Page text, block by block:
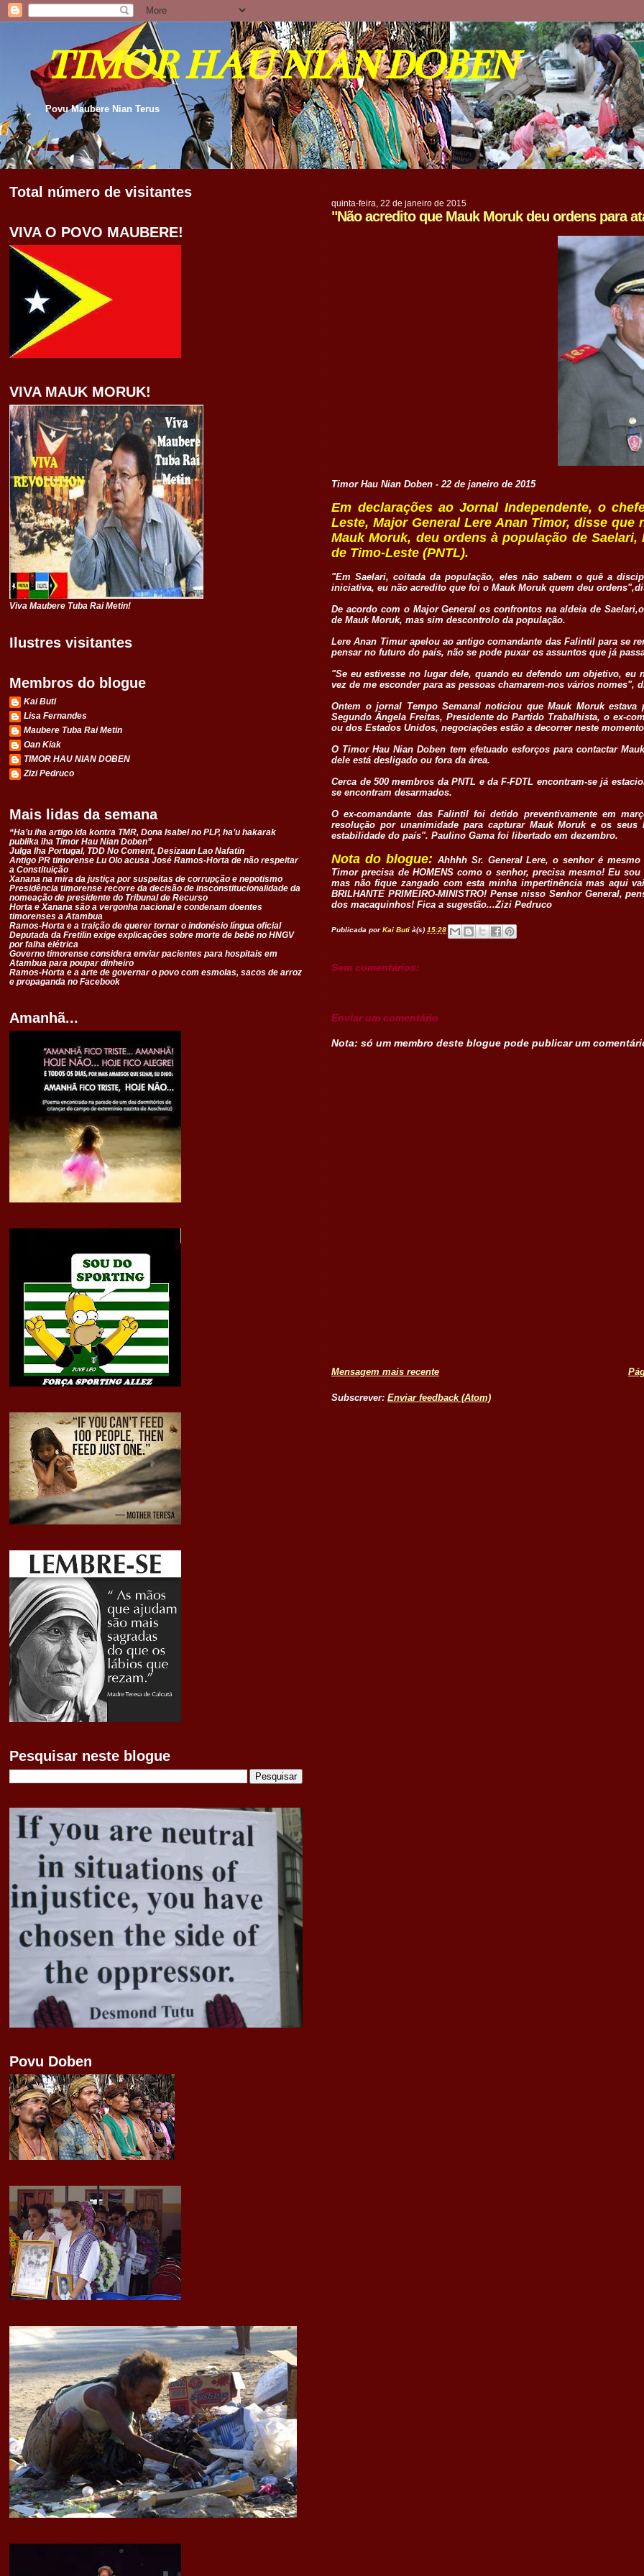
TIMOR HAU NIAN DOBEN
Povu Maubere Nian Terus
quinta-feira, 22 de janeiro de 2015
"Não acredito que Mauk Moruk deu ordens para
Timor Hau Nian Doben - 22 de janeiro de 2015
Em declarações ao Jornal Independente, o
Leste, Major General Lere Anan Timor, disse
Mauk Moruk, deu ordens à população de
de Timo-Leste (PNTL).
"Em Saelari, coitada da população, eles não sabem o quê a
iniciativa, eu não acredito que foi o Mauk Moruk quem deu
De acordo com o Major General os confrontos na aldeia de
de Mauk Moruk, mas sim descontrolo da população.
Lere Anan Timur apelou ao antigo comandante das Falintil para se
pensar no futuro do país, não se pode puxar os assuntos que já
"Se eu estivesse no lugar dele, quando eu defendo um objetivo,
vez de me esconder para as pessoas chamarem-nos vários nomes",
Ontem o jornal Tempo Semanal noticiou que Mauk Moruk
Segundo Ângela Freitas, Presidente do Partido Trabalhista, o ex-
ou dos Estados Unidos, negociações estão a decorrer neste
O Timor Hau Nian Doben tem efetuado esforços para contactar
dele está desligado ou fora da área.
Cerca de 500 membros da PNTL e da F-FDTL encontram-se já
se encontram desarmados.
O ex-comandante das Falintil foi detido preventivamente em
resolução por unanimidade para capturar Mauk Moruk e os
estabilidade do país". Paulino Gama foi libertado em dezembro.
Nota do blogue: Ahhhh Sr. General Lere, o senhor é mesmo
Timor precisa de HOMENS como o senhor, precisa mesmo! Eu
mas não fique zangado com esta minha impertinência mas aqui
BRILHANTE PRIMEIRO-MINISTRO! Pense nisso Senhor General,
dos macaquinhos! Fica a sugestão...Zizi Pedruco
Publicada porKai Buti à(s)15:28
Sem comentários:
Enviar um comentário
Nota: só um membro deste blogue pode publicar um
Mensagem mais recente
Subscrever:Enviar feedback (Atom)
Total número de visitantes
VIVA O POVO MAUBERE!
VIVA MAUK MORUK!
Viva Maubere Tuba Rai Metin!
Ilustres visitantes
Membros do blogue
Kai Buti
Lisa Fernandes
Maubere Tuba Rai Metin
Oan Kiak
TIMOR HAU NIAN DOBEN
Zizi Pedruco
Mais lidas da semana
“Ha’u iha artigo ida kontra TMR, Dona Isabel no PLP, ha’u hakarak
publika iha Timor Hau Nian Doben”
Julga Iha Portugal, TDD No Coment, Desizaun Lao Nafatin
Antigo PR timorense Lu Olo acusa José Ramos-Horta de não respeitar
a Constituição
Xanana na mira da justiça por suspeitas de corrupção e nepotismo
Presidência timorense recorre da decisão de insconstitucionalidade da
nomeação de presidente do Tribunal de Recurso
Horta e Xanana são a vergonha nacional e condenam doentes
timorenses a Atambua
Ramos-Horta e a traição de querer tornar o indonésio língua oficial
Deputada da Fretilin exige explicações sobre morte de bebé no HNGV
por falha elétrica
Governo timorense considera enviar pacientes para hospitais em
Atambua para poupar dinheiro
Ramos-Horta e a arte de governar o povo com esmolas, sacos de arroz
e propaganda no Facebook
Amanhã...
Pesquisar neste blogue
Povu Doben